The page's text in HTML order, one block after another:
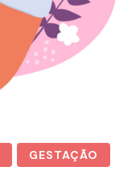
GESTAÇÃO